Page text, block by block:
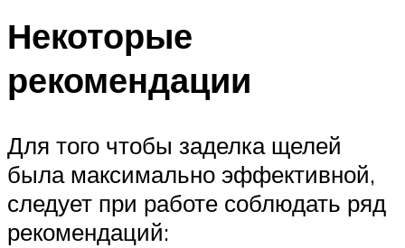
Некоторые
рекомендации
Для того чтобы заделка щелей
была максимально эффективной,
следует при работе соблюдать ряд
рекомендаций: